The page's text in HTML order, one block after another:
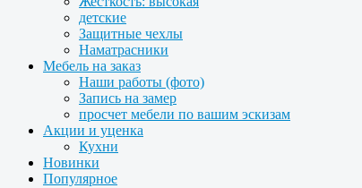
детские
Защитные чехлы
Наматрасники
Мебель на заказ
Наши работы (фото)
Запись на замер
просчет мебели по вашим эскизам
Акции и уценка
Кухни
Новинки
Популярное